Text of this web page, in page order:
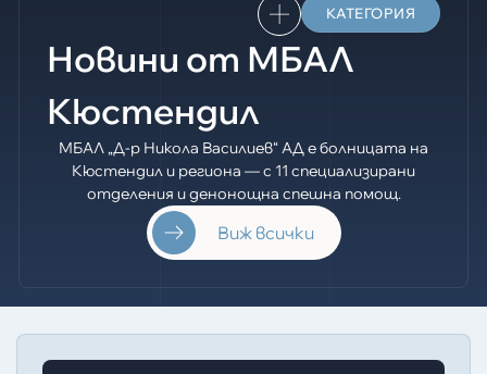
КАТЕГОРИЯ
Новини от МБАЛ
Кюстендил
МБАЛ „Д-р Никола Василиев“ АД е болницата на
Кюстендил и региона — с 11 специализирани
отделения и денонощна спешна помощ.
Виж всички